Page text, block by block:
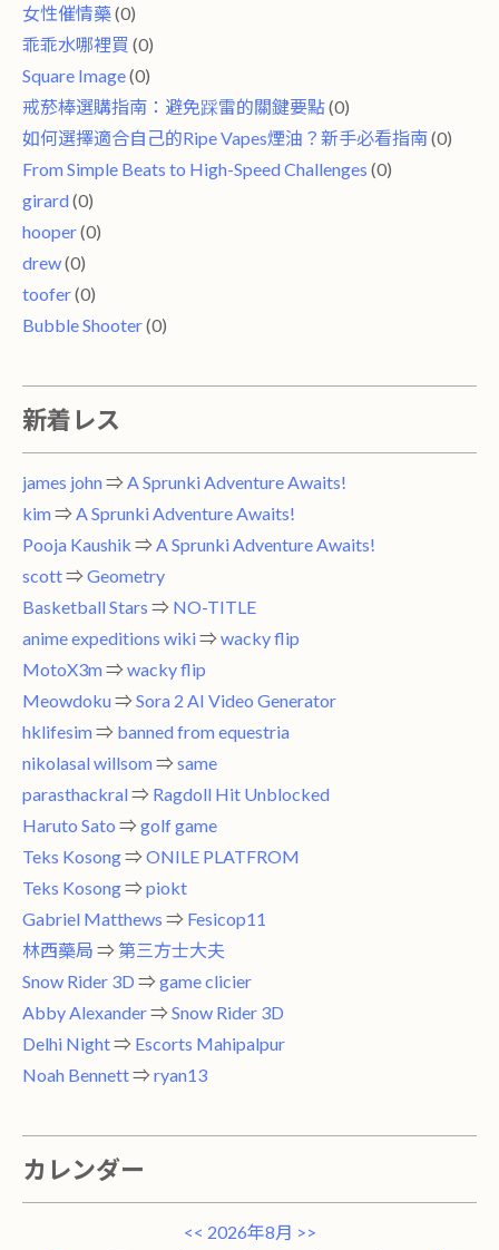
女性催情藥(0)
乖乖水哪裡買 (0)
Square Image(0)
戒菸棒選購指南：避免踩雷的關鍵要點(0)
如何選擇適合自己的Ripe Vapes煙油？新手必看指南(0)
From Simple Beats to High-Speed ​​Challenges (0)
girard(0)
hooper(0)
drew(0)
toofer(0)
Bubble Shooter(0)
新着レス
james john⇒ A Sprunki Adventure Awaits!
kim⇒ A Sprunki Adventure Awaits!
Pooja Kaushik ⇒ A Sprunki Adventure Awaits!
scott⇒ Geometry
Basketball Stars ⇒ NO-TITLE
anime expeditions wiki⇒ wacky flip
MotoX3m⇒ wacky flip
Meowdoku⇒ Sora 2 AI Video Generator
hklifesim⇒ banned from equestria
nikolasal willsom⇒ same
parasthackral⇒ Ragdoll Hit Unblocked
Haruto Sato ⇒ golf game
Teks Kosong⇒ ONILE PLATFROM
Teks Kosong⇒ piokt
Gabriel Matthews ⇒ Fesicop11
林西藥局 ⇒ 第三方士大夫
Snow Rider 3D ⇒ game clicier
Abby Alexander⇒ Snow Rider 3D
Delhi Night⇒ Escorts Mahipalpur
Noah Bennett⇒ ryan13
カレンダー
<< 2026年8月 >>